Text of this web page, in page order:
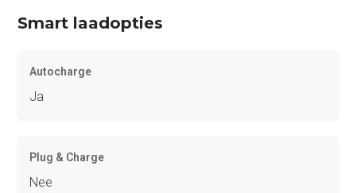
Smart laadopties
Autocharge
Ja
Plug & Charge
Nee